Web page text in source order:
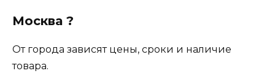
Москва ?
От города зависят цены, сроки и наличие
товара.